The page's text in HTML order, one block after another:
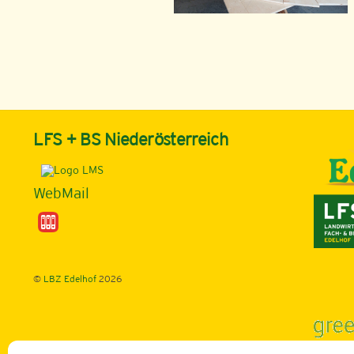
LFS + BS Niederösterreich
WebMail
© LBZ Edelhof 2026